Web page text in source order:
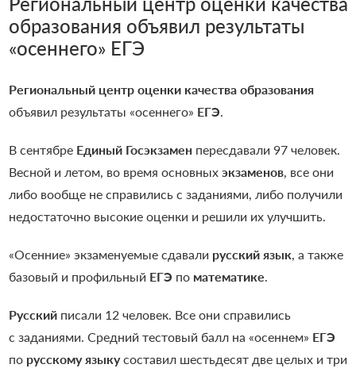
образования объявил результаты
«осеннего» ЕГЭ
Региональный центр оценки качества образования
объявил результаты «осеннего» ЕГЭ
В сентябре Единый Госэкзаменпересдавали 97 человек.
Весной и летом, во время основных экзаменов, все они
либо вообще не справились с заданиями, либо получили
недостаточно высокие оценки и решили их улучшить.
«Осенние» экзаменуемые сдавали русский язык , а также
базовый и профильный ЕГЭ по математике
Русскийписали 12 человек. Все они справились
с заданиями. Средний тестовый балл на «осеннем» ЕГЭ
по русскому языкусоставил шестьдесят две целых и три